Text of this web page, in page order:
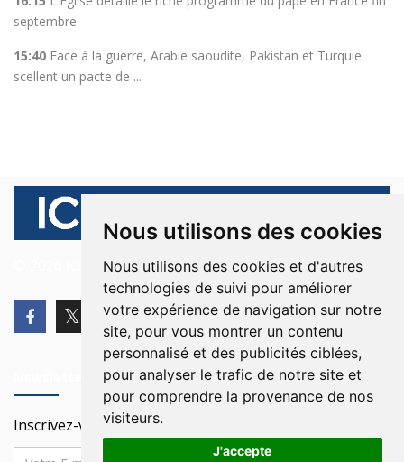
Nous utilisons des cookies
Nous utilisons des cookies et d'autres
technologies de suivi pour améliorer
votre expérience de navigation sur notre
site, pour vous montrer un contenu
personnalisé et des publicités ciblées,
pour analyser le trafic de notre site et
pour comprendre la provenance de nos
visiteurs.
J'accepte
septembre
15:40 Face à la guerre, Arabie saoudite, Pakistan et Turquie
scellent un pacte de ...
© 2026 Ici Beyrouth. Tous les droits sont réservés.
Inscrivez-vous à notre Newsletter